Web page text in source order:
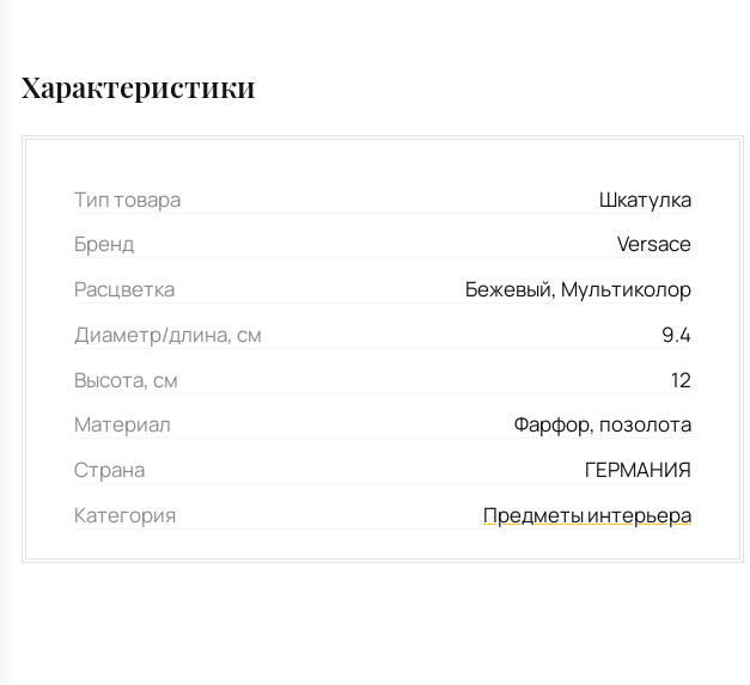
Характеристики
Тип товара
Шкатулка
Бренд
Versace
Расцветка
Бежевый, Мультиколор
Диаметр/длина, см
9.4
Высота, см
12
Материал
Фарфор, позолота
Страна
ГЕРМАНИЯ
Категория
Предметы интерьера